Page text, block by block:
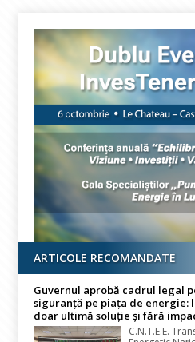
ARTICOLE RECOMANDATE
Guvernul aprobă cadrul legal
siguranță pe piața de energie:
doar ultimă soluție și fără
C.N.T.E.E.